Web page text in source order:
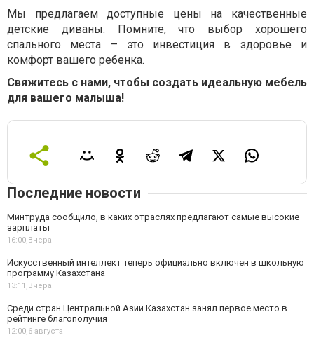
Мы предлагаем доступные цены на качественные
детские диваны. Помните, что выбор хорошего
спального места – это инвестиция в здоровье и
комфорт вашего ребенка.
Свяжитесь с нами, чтобы создать идеальную мебель
для вашего малыша!
Последние новости
Минтруда сообщило, в каких отраслях предлагают самые высокие
зарплаты
16:00,Вчера
Искусственный интеллект теперь официально включен в школьную
программу Казахстана
13:11,Вчера
Среди стран Центральной Азии Казахстан занял первое место в
рейтинге благополучия
12:00,6 августа